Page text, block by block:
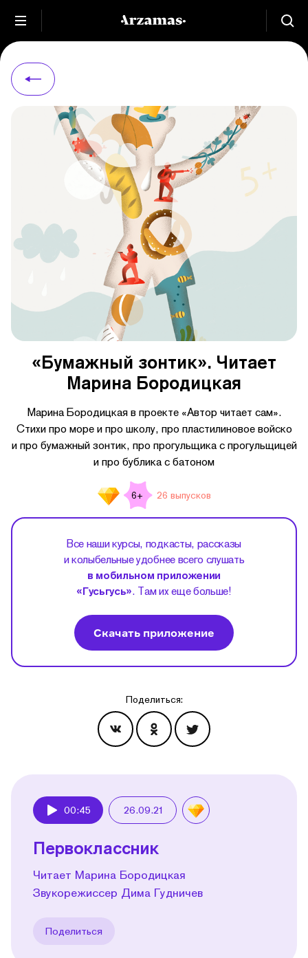
«Бумажный зонтик». Читает
Марина Бородицкая
Марина Бородицкая в проекте «Автор читает сам».
Стихи про море и про школу, про пластилиновое войско
и про бумажный зонтик, про прогульщика с прогульщицей
и про бублика с батоном
6+ 26 выпусков
Все наши курсы, подкасты, рассказы
и колыбельные удобнее всего слушать
в мобильном приложении
«Гусьгусь». Там их еще больше!
Скачать приложение
Поделиться:
00:45 26.09.21
Первоклассник
Читает Марина Бородицкая
Звукорежиссер Дима Гудничев
Поделиться